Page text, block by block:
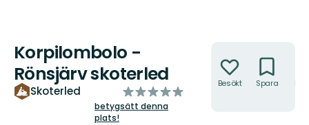
Korpilombolo -
Rönsjärv skoterled
Skoterled
av
5
betygsätt denna
plats!
Besökt Spara